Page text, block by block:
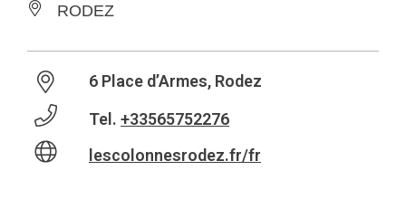
RODEZ
6 Place d’Armes, Rodez
Tel. +33565752276
lescolonnesrodez.fr/fr